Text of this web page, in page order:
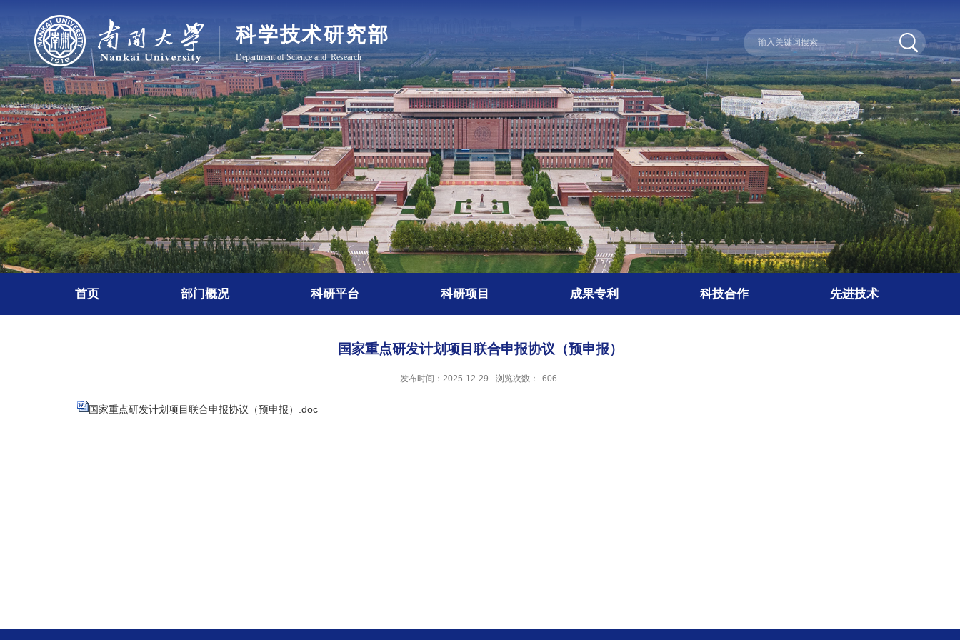
首页 部门概况 科研平台 科研项目 成果专利 科技合作 先进技术
国家重点研发计划项目联合申报协议（预申报）
发布时间：2025-12-29 浏览次数： 606
国家重点研发计划项目联合申报协议（预申报）.doc